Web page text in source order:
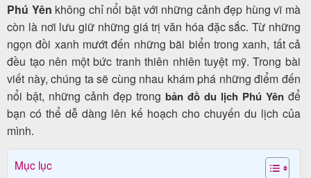
Nhơn
Lịch
khởi
hành
Tin
Phú Yên không chỉ nổi bật với những cảnh đẹp hùng vĩ mà
còn là nơi lưu giữ những giá trị văn hóa đặc sắc. Từ những
ngọn đồi xanh mướt đến những bãi biển trong xanh, tất cả
đều tạo nên một bức tranh thiên nhiên tuyệt mỹ. Trong bài
viết này, chúng ta sẽ cùng nhau khám phá những điểm đến
nổi bật, những cảnh đẹp trong bản đồ du lịch Phú Yên để
bạn có thể dễ dàng lên kế hoạch cho chuyến du lịch của
mình.
Mục lục